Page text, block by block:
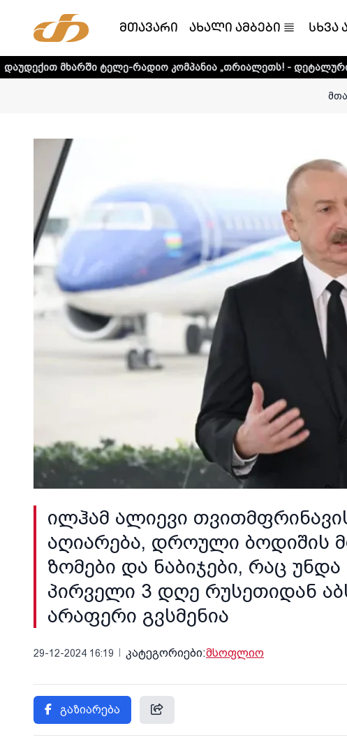
მთავარი ახალი ამბები სხვა
ტელე-რადიო კომპანია „თრიალეთს! - დეტალური
ილჰამ ალიევი
აღიარება, დროული ბოდიშის
ზომები და ნაბიჯები, რაც
პირველი 3 დღე რუსეთიდან
არაფერი გვსმენია
29-12-2024 16:19 კატეგორიები:მსოფლიო
გაზიარება